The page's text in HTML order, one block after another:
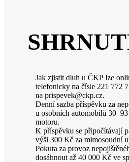
Jak zjistit dluh u ČKP lze
telefonicky na čísle 221 772
na prispevek@ckp.cz.
Denní sazba příspěvku za
u osobních automobilů
motoru.
K příspěvku se připočítávají
výši 300 Kč za mimosoudní
Pokuta za provoz
dosáhnout až 40 000 Kč ve